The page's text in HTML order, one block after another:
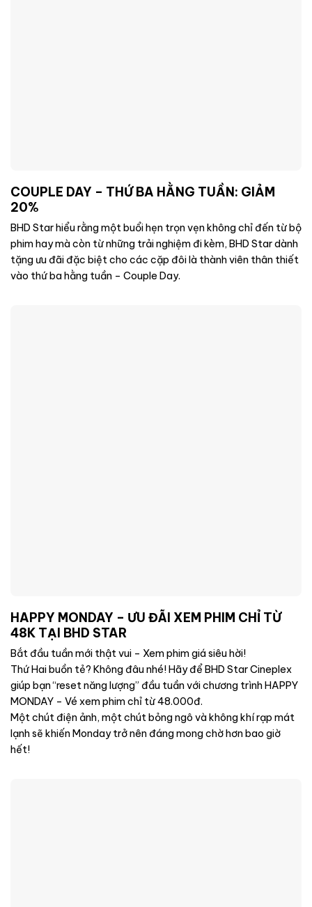
COUPLE DAY – THỨ BA HẰNG TUẦN: GIẢM
20%
BHD Star hiểu rằng một buổi hẹn trọn vẹn không chỉ đến từ bộ
phim hay mà còn từ những trải nghiệm đi kèm, BHD Star dành
tặng ưu đãi đặc biệt cho các cặp đôi là thành viên thân thiết
vào thứ ba hằng tuần – Couple Day.
HAPPY MONDAY – ƯU ĐÃI XEM PHIM CHỈ TỪ
48K TẠI BHD STAR
Bắt đầu tuần mới thật vui – Xem phim giá siêu hời!
Thứ Hai buồn tẻ? Không đâu nhé! Hãy để BHD Star Cineplex
giúp bạn “reset năng lượng” đầu tuần với chương trình HAPPY
MONDAY – Vé xem phim chỉ từ 48.000đ.
Một chút điện ảnh, một chút bỏng ngô và không khí rạp mát
lạnh sẽ khiến Monday trở nên đáng mong chờ hơn bao giờ
hết!